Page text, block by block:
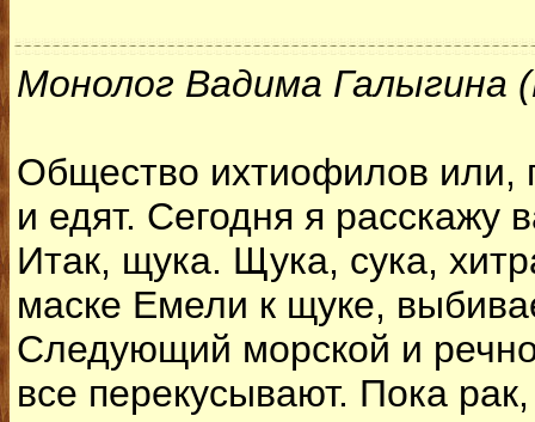
Монолог Вадима Галыгина
Общество ихтиофилов или,
и едят. Сегодня я
Итак, щука. Щука, сука,
маске Емели к щуке,
Следующий морской и
все перекусывают. Пока